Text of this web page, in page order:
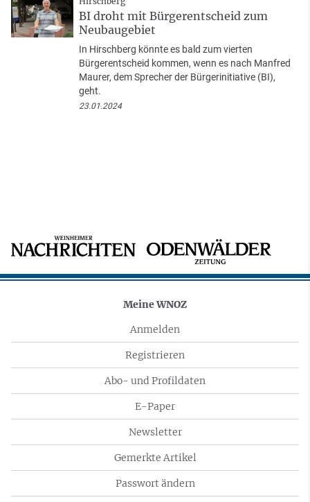
BI droht mit Bürgerentscheid zum
Neubaugebiet
In Hirschberg könnte es bald zum vierten
Bürgerentscheid kommen, wenn es nach Manfred
Maurer, dem Sprecher der Bürgerinitiative (BI),
geht.
23.01.2024
Meine WNOZ
Anmelden
Registrieren
Abo- und Profildaten
E-Paper
Newsletter
Gemerkte Artikel
Passwort ändern